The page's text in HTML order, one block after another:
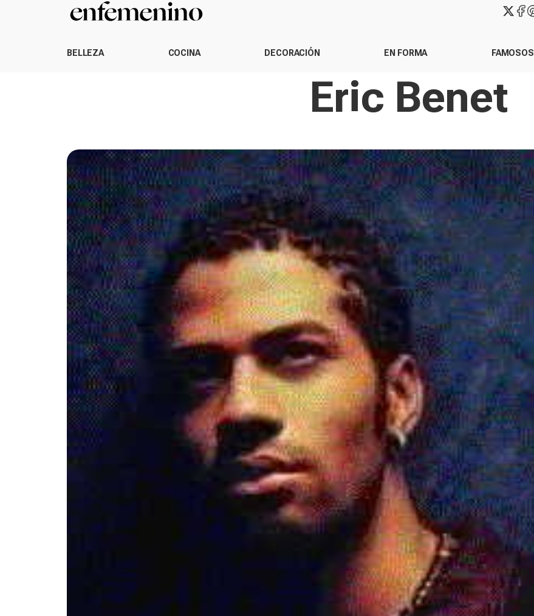
BELLEZA COCINA DECORACIÓN EN FORMA FAMOSOS
Eric Benet